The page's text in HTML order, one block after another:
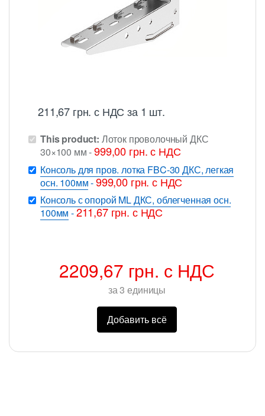
211,67 грн. с НДС за 1 шт.
This product: Лоток проволочный ДКС
30×100 мм-999,00 грн.с НДС
Консоль для пров. лотка FBC-30 ДКС, легкая
осн. 100мм-999,00грн.с НДС
Консоль с опорой ML ДКС, облегченная осн.
100мм -211,67грн.с НДС
2209,67 грн. с НДС
за3 единицы
Добавить всё